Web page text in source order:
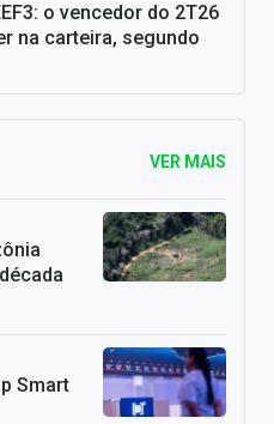
o vencedor do 2T26
na carteira, segundo
VER MAIS
Smart